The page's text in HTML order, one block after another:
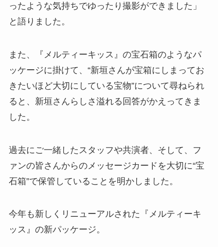
ったような気持ちでゆったり撮影ができました」
と語りました。
また、『メルティーキッス』の宝石箱のようなパ
ッケージに掛けて、“新垣さんが宝箱にしまってお
きたいほど大切にしている宝物”について尋ねられ
ると、新垣さんらしさ溢れる回答がかえってきま
した。
過去にご一緒したスタッフや共演者、そして、フ
ァンの皆さんからのメッセージカードを大切に“宝
石箱”で保管していることを明かしました。
今年も新しくリニューアルされた『メルティーキ
ッス』の新パッケージ。